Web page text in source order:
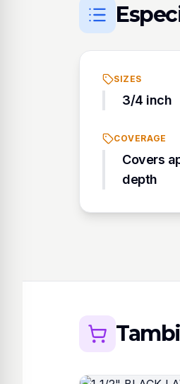
SIZES
3/4 inch
COVERAGE
Covers
depth